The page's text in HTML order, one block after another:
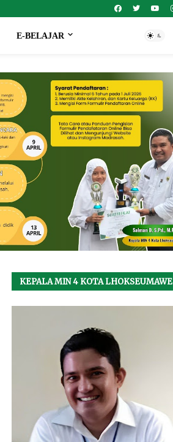
E-BELAJAR
KEPALA MIN 4 KOTA LHOKSEUMAWE